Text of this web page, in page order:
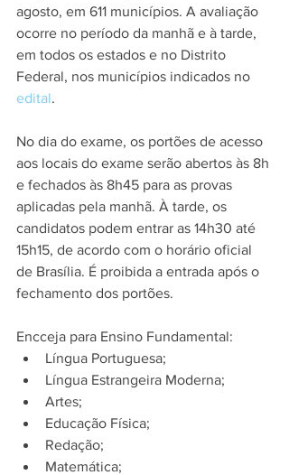
agosto, em 611 municípios. A avaliação
ocorre no período da manhã e à tarde,
em todos os estados e no Distrito
Federal, nos municípios indicados no
edital.
No dia do exame, os portões de acesso
aos locais do exame serão abertos às 8h
e fechados às 8h45 para as provas
aplicadas pela manhã. À tarde, os
candidatos podem entrar as 14h30 até
15h15, de acordo com o horário oficial
de Brasília. É proibida a entrada após o
fechamento dos portões.
Encceja para Ensino Fundamental:
Língua Portuguesa;
Língua Estrangeira Moderna;
Artes;
Educação Física;
Redação;
Matemática;